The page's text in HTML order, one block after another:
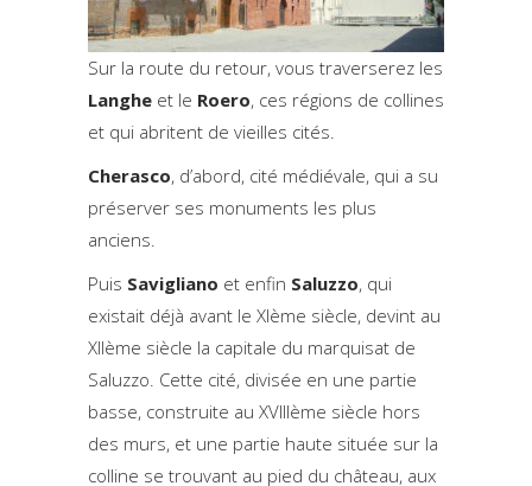
Sur la route du retour, vous traverserez les
Langhe et le Roero, ces régions de collines
et qui abritent de vieilles cités.
Cherasco, d’abord, cité médiévale, qui a su
préserver ses monuments les plus
anciens.
Puis Savigliano et enfin Saluzzo, qui
existait déjà avant le XIème siècle, devint au
XIIème siècle la capitale du marquisat de
Saluzzo. Cette cité, divisée en une partie
basse, construite au XVIIIème siècle hors
des murs, et une partie haute située sur la
colline se trouvant au pied du château, aux